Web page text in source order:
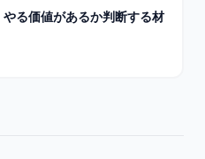
る価値があるか判断する材